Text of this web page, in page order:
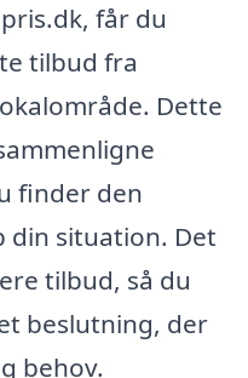
får du
tilbud fra
Dette
finder den
din situation. Det
tilbud, så du
beslutning, der
behov.